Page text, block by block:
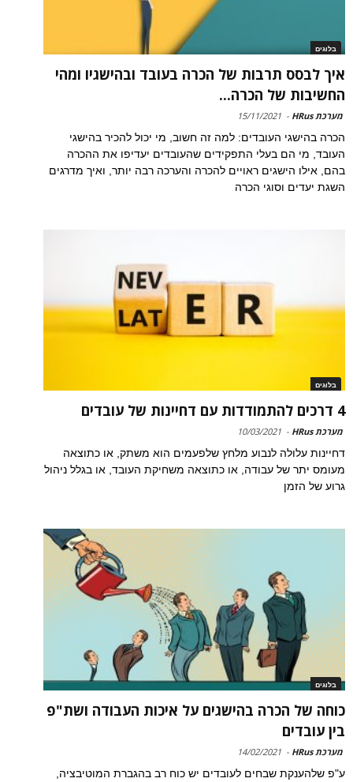
בלוגים
איך לבסס תרבות של הכרה בעובד ובהישגיו ומהי
החשיבות של הכרה...
מערכת HRus -
15/11/2021
הכרה בהישגי העובדים: למה זה חשוב, מי יכול להכיר בהישגי
העובד, מי הם בעלי התפקידים שהעובדים יעדיפו את ההכרה
בהם, אילו הישגים ראויים להכרה והערכה רבה יותר, ואיך מדרגים
השגת יעדים וסוגי הכרה
בלוגים
4 דרכים להתמודדות עם דחיינות של עובדים
מערכת HRus -
10/03/2021
דחיינות עלולה לנבוע מלחץ שלפעמים הוא משתק, או כתוצאה
מעומס יתר של עבודה, או כתוצאה משחיקת העובד, או בגלל ניהול
גרוע של הזמן
בלוגים
כוחה של הכרה בהישגים על איכות העבודה ושת"פ
בין עובדים
מערכת HRus -
14/02/2021
ע"פ שלהענקת שבחים לעובדים יש כוח רב בהגברת המוטיבציה,